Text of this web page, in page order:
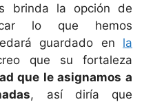
brinda la opción de
lo que hemos
guardado en la
que su fortaleza
que le asignamos a
, así diría que